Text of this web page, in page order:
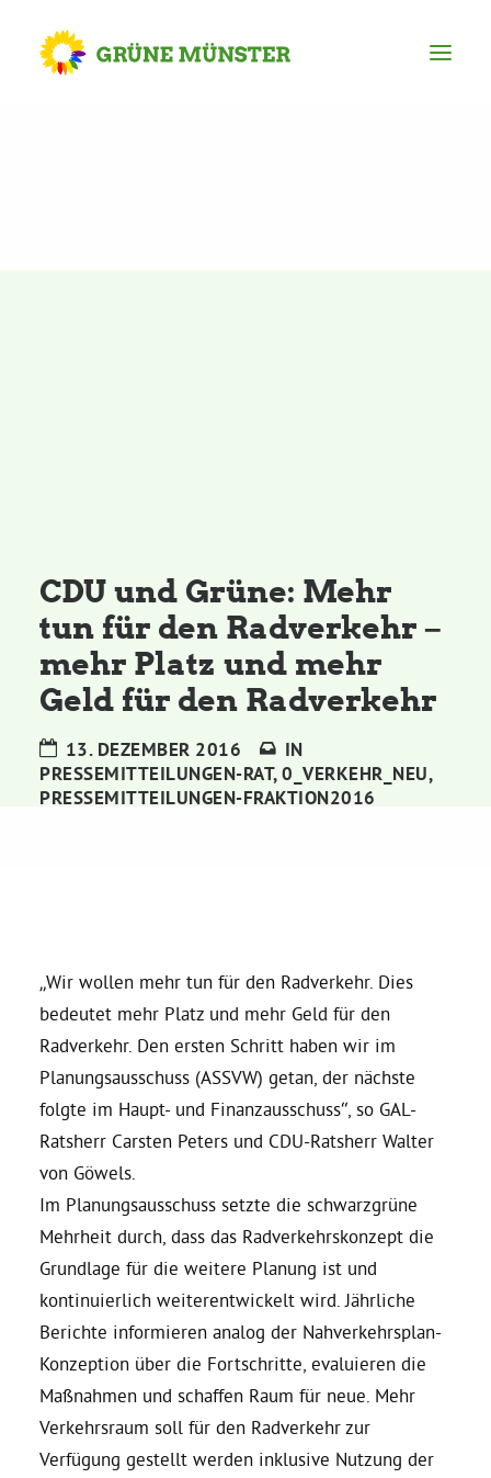
Grünes Zentrum
Personen
Sylvia Rietenberg, MdB
Daniel Freund, MdEP
Delegierte
Grüne im Rathaus
Ratsfraktion
Ratsanträge
Fraktionsgeschäftsstelle
CDU und Grüne: Mehr
tun für den Radverkehr –
mehr Platz und mehr
Geld für den Radverkehr
13. DEZEMBER 2016
IN
PRESSEMITTEILUNGEN-RAT,0_VERKEHR_NEU,
PRESSEMITTEILUNGEN-FRAKTION2016
„Wir wollen mehr tun für den Radverkehr. Dies
bedeutet mehr Platz und mehr Geld für den
Radverkehr. Den ersten Schritt haben wir im
Planungsausschuss (ASSVW) getan, der nächste
folgte im Haupt- und Finanzausschuss“, so GAL-
Ratsherr Carsten Peters und CDU-Ratsherr Walter
von Göwels.
Im Planungsausschuss setzte die schwarzgrüne
Mehrheit durch, dass das Radverkehrskonzept die
Grundlage für die weitere Planung ist und
kontinuierlich weiterentwickelt wird. Jährliche
Berichte informieren analog der Nahverkehrsplan-
Konzeption über die Fortschritte, evaluieren die
Maßnahmen und schaffen Raum für neue. Mehr
Verkehrsraum soll für den Radverkehr zur
Verfügung gestellt werden inklusive Nutzung der